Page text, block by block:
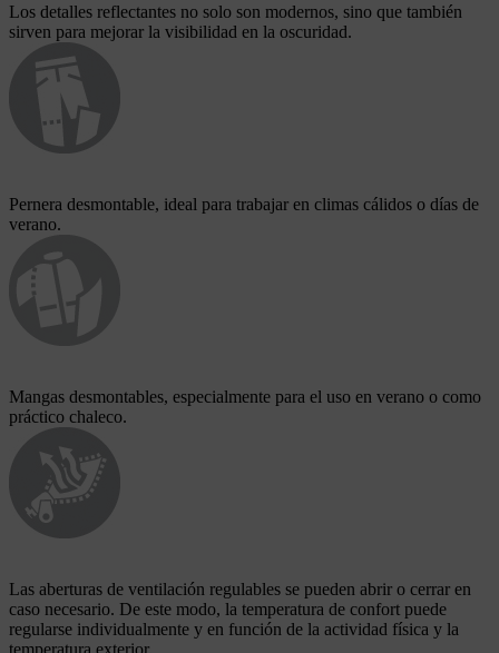
Los detalles reflectantes no solo son modernos, sino que también
sirven para mejorar la visibilidad en la oscuridad.
Pernera desmontable, ideal para trabajar en climas cálidos o días de
verano.
Mangas desmontables, especialmente para el uso en verano o como
práctico chaleco.
Las aberturas de ventilación regulables se pueden abrir o cerrar en
caso necesario. De este modo, la temperatura de confort puede
regularse individualmente y en función de la actividad física y la
temperatura exterior.